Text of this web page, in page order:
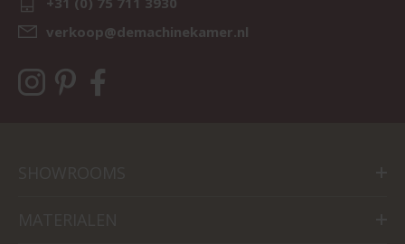
verkoop@demachinekamer.nl